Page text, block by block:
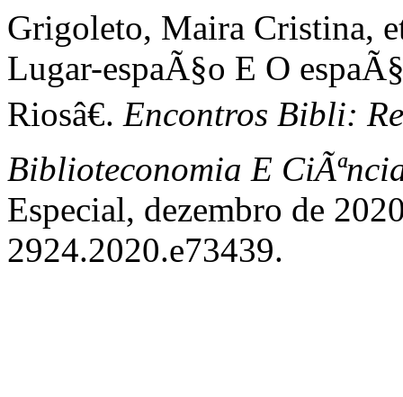
Grigoleto, Maira Cristina,
Lugar-espaÃ§o E O
Riosâ€. Encontros Bibli:
Biblioteconomia E
Especial, dezembro de
2924.2020.e73439.